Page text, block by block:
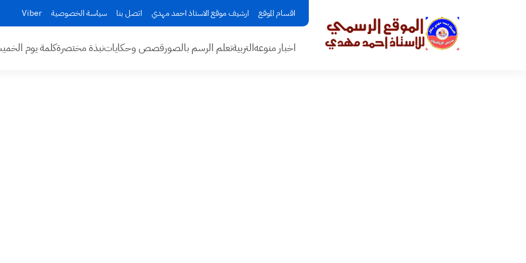
اقسام الموقع ارشيف موقع الاستاذ احمد مهدي اتصل بنا سياسة الخصوصية Viber
اخبار منوعهالتربيةتعلم الرسم بالصورقصص وحكاياتنبذة مختصرةكلمة يوم